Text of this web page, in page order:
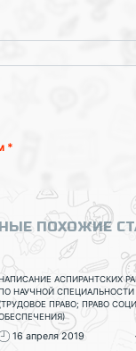
*
ПОХОЖИЕ
АСПИРАНТСКИХ
НАУЧНОЙ СПЕЦИАЛЬНОСТИ
(ТРУДОВОЕ ПРАВО; ПРАВО
16 апреля 2019